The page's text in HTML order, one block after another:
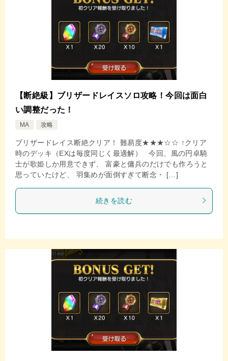
【断絶級】ブリザードレイスソロ攻略！今回は面白
い調整だった！
MA 攻略
ブリザードレイス断絶クリア！ 難易度★★★☆☆ ↑クリア
時のデッキ（EXは毎度同じく最適解） 今回、風の円卓騎
士が歌姫しか用意できず、 富豪と傭兵のだけでも作ろうと
思っていたけど、 羽集めが面倒すぎて断念・ […]
続きを読む